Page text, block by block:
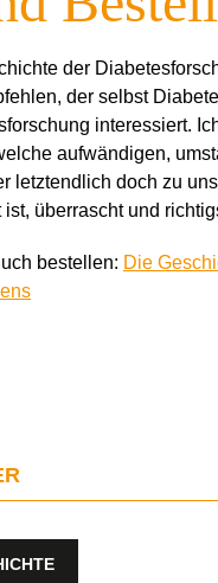
der
der selbst
interessiert.
aufwändigen,
letztendlich doch zu
überrascht und
bestellen: Die